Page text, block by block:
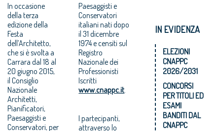
In occasione
della terza
edizione della
Festa
dell’Architetto,
che si è svolta a
Carrara dal 18 al
20 giugno 2015,
il Consiglio
Nazionale
Architetti,
Pianificatori,
Paesaggisti e
Conservatori, per
Paesaggisti e
Conservatori
italiani nati dopo
il 31 dicembre
1974 e censiti sul
Registro
Nazionale dei
Professionisti
Iscritti
www.cnappc.it
I partecipanti,
attraverso lo
IN EVIDENZA
ELEZIONI
CNAPPC
2026/2031
CONCORSI
PER TITOLI ED
ESAMI
BANDITI DAL
CNAPPC